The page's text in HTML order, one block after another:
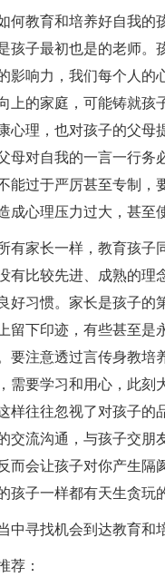
何教育和培养好自我的
孩子最初也是的老师。
影响力，我们每个人的
上的家庭，可能铸就孩
心理，也对孩子的父母
母对自我的一言一行务
能过于严厉甚至专制，
成心理压力过大，甚至
有家长一样，教育孩子
有比较先进、成熟的
好习惯。家长是孩子的
留下印迹，有些甚至是
要注意透过言传身教培
需要学习和用心，此刻
样往往忽视了对孩子的
交流沟通，与孩子交朋
而会让孩子对你产生隔
孩子一样都有天生贪玩
中寻找机会到达教育和
荐：